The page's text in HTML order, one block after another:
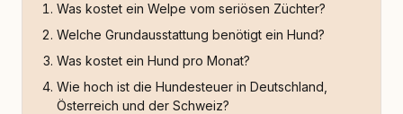
Was kostet ein Welpe vom seriösen Züchter?
Welche Grundausstattung benötigt ein Hund?
Was kostet ein Hund pro Monat?
Wie hoch ist die Hundesteuer in Deutschland,
Österreich und der Schweiz?